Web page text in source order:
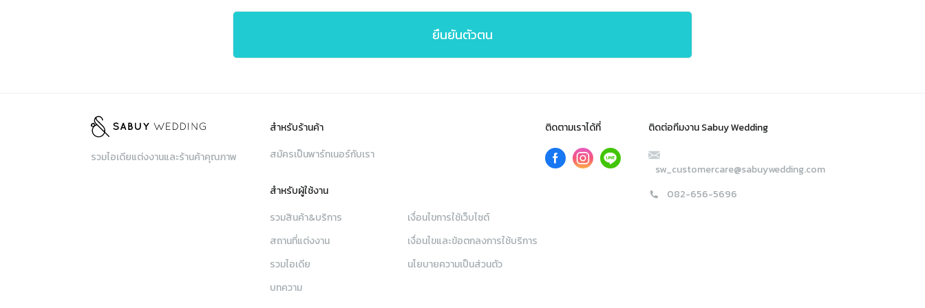
ยืนยันตัวตน
รวมไอเดียแต่งงานและร้านค้าคุณภาพ
สำหรับร้านค้า
สมัครเป็นพาร์ทเนอร์กับเรา
สำหรับผู้ใช้งาน
รวมสินค้า&บริการ
สถานที่แต่งงาน
รวมไอเดีย
บทความ
เงื่อนไขการใช้เว็บไซต์
เงื่อนไขและข้อตกลงการใช้บริการ
นโยบายความเป็นส่วนตัว
ติดตามเราได้ที่ ติดต่อทีมงาน Sabuy Wedding
sw_customercare@sabuywedding.com
082-656-5696